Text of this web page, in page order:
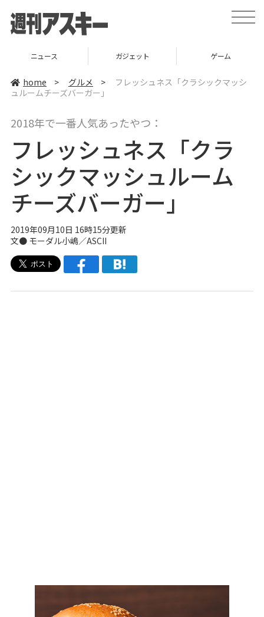
t
o
v
ニュース ガジェット ゲーム
home > グルメ >
フレッシュネス「クラシックマッシ
ュルームチーズバーガー」
2018年で一番人気あったやつ：
フレッシュネス「クラ
シックマッシュルーム
チーズバーガー」
2019年09月10日 16時15分更新
文● モーダル小嶋／ASCII